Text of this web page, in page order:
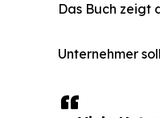
Das Buch zeigt
Unternehmer